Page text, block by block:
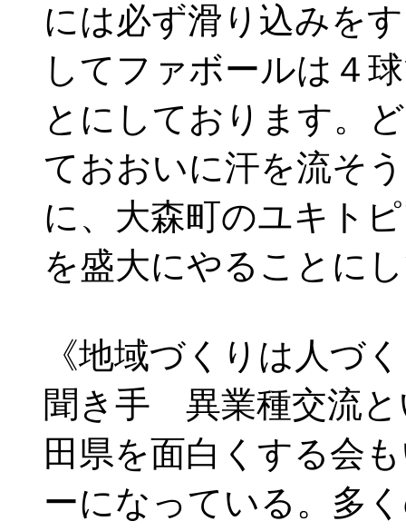
には必ず滑り込みを
してファボールは４
とにしております。
ておおいに汗を流そ
に、大森町のユキト
を盛大にやることに
《地域づくりは人づ
聞き手 異業種交流と
田県を面白くする会
ーになっている。多